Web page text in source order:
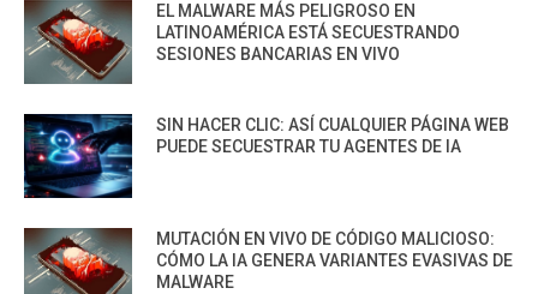
EL MALWARE MÁS PELIGROSO EN
LATINOAMÉRICA ESTÁ SECUESTRANDO
SESIONES BANCARIAS EN VIVO
SIN HACER CLIC: ASÍ CUALQUIER PÁGINA WEB
PUEDE SECUESTRAR TU AGENTES DE IA
MUTACIÓN EN VIVO DE CÓDIGO MALICIOSO:
CÓMO LA IA GENERA VARIANTES EVASIVAS DE
MALWARE